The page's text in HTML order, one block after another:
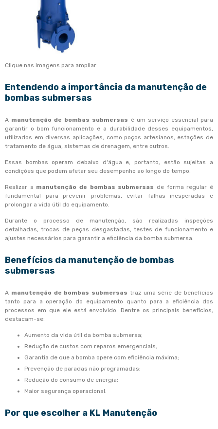
Clique nas imagens para ampliar
Entendendo a importância da manutenção de
bombas submersas
A manutenção de bombas submersas é um serviço essencial para
garantir o bom funcionamento e a durabilidade desses equipamentos,
utilizados em diversas aplicações, como poços artesianos, estações de
tratamento de água, sistemas de drenagem, entre outros.
Essas bombas operam debaixo d'água e, portanto, estão sujeitas a
condições que podem afetar seu desempenho ao longo do tempo.
Realizar a manutenção de bombas submersas de forma regular é
fundamental para prevenir problemas, evitar falhas inesperadas e
prolongar a vida útil do equipamento.
Durante o processo de manutenção, são realizadas inspeções
detalhadas, trocas de peças desgastadas, testes de funcionamento e
ajustes necessários para garantir a eficiência da bomba submersa.
Benefícios da manutenção de bombas
submersas
A manutenção de bombas submersas traz uma série de benefícios
tanto para a operação do equipamento quanto para a eficiência dos
processos em que ele está envolvido. Dentre os principais benefícios,
destacam-se:
Aumento da vida útil da bomba submersa;
Redução de custos com reparos emergenciais;
Garantia de que a bomba opere com eficiência máxima;
Prevenção de paradas não programadas;
Redução do consumo de energia;
Maior segurança operacional.
Por que escolher a KL Manutenção